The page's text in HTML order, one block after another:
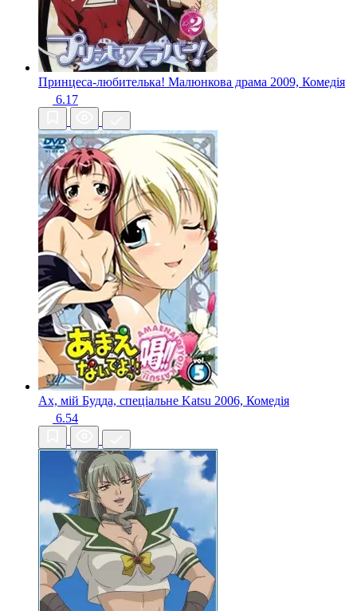
Принцеса-любителька! Малюнкова драма 2009, Комедія
6.17
Ах, мій Будда, спеціальне Katsu 2006, Комедія
6.54